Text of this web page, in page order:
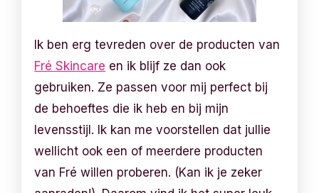
Ik ben erg tevreden over de producten van
Fré Skincare en ik blijf ze dan ook
gebruiken. Ze passen voor mij perfect bij
de behoeftes die ik heb en bij mijn
levensstijl. Ik kan me voorstellen dat jullie
wellicht ook een of meerdere producten
van Fré willen proberen. (Kan ik je zeker